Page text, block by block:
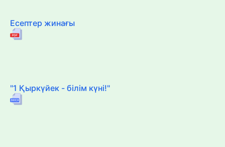
Есептер жинағы
"1 Қыркүйек - білім күні!"